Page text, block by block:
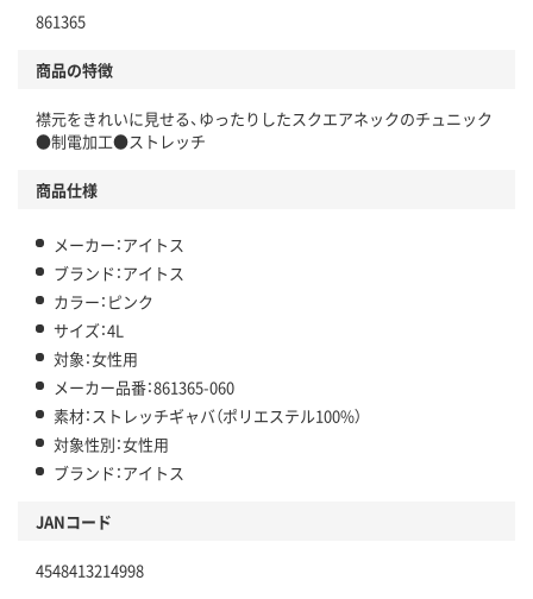
861365
商品の特徴
襟元をきれいに見せる、ゆったりしたスクエアネックのチュニック
●制電加工●ストレッチ
商品仕様
メーカー：アイトス
ブランド：アイトス
カラー：ピンク
サイズ：4L
対象：女性用
メーカー品番：861365-060
素材：ストレッチギャバ（ポリエステル100%）
対象性別：女性用
ブランド：アイトス
JANコード
4548413214998